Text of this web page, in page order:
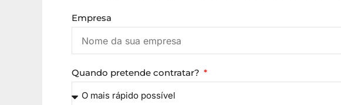
Empresa
Quando pretende contratar?